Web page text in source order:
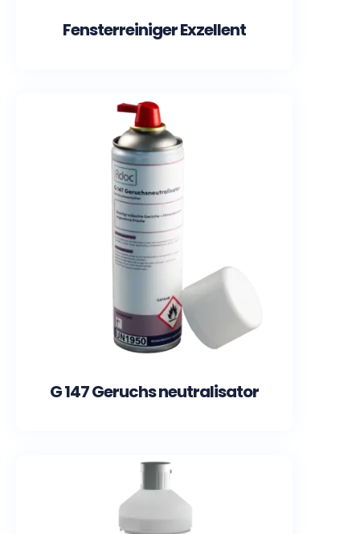
Fensterreiniger Exzellent
G 147 Geruchs neutralisator